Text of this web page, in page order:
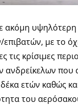
ακόμη υψηλότερη
επιβατών, με το
τις κρίσιμες
ανδρείκελων που
δέκα ετών καθώς
του